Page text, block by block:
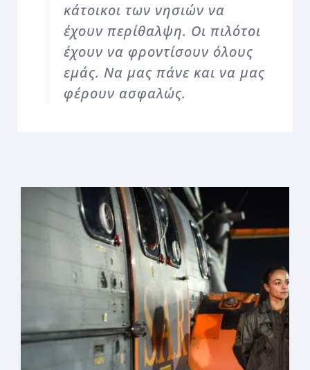
κάτοικοι των νησιών να
έχουν περίθαλψη. Οι πιλότοι
έχουν να φροντίσουν όλους
εμάς. Να μας πάνε και να μας
φέρουν ασφαλώς.